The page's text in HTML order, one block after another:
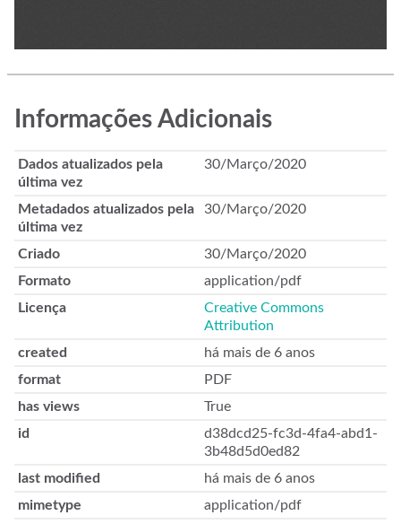
Informações Adicionais
Dados atualizados pela
última vez
30/Março/2020
Metadados atualizados pela
última vez
30/Março/2020
Criado
30/Março/2020
Formato
application/pdf
Licença
Creative Commons
Attribution
created
há mais de 6 anos
format
PDF
has views
True
id
d38dcd25-fc3d-4fa4-abd1-
3b48d5d0ed82
last modified
há mais de 6 anos
mimetype
application/pdf